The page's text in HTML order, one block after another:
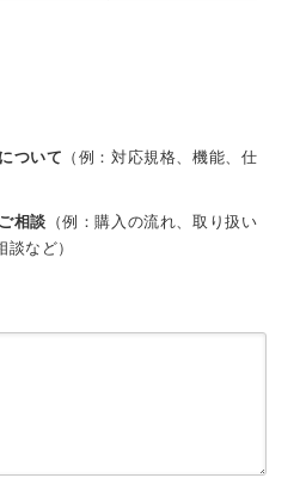
ついて （例：対応規格、機能、仕
相談 （例：購入の流れ、取り扱い
など）